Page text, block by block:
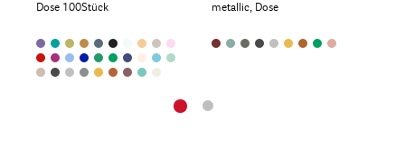
Dose 100Stück metallic, Dose